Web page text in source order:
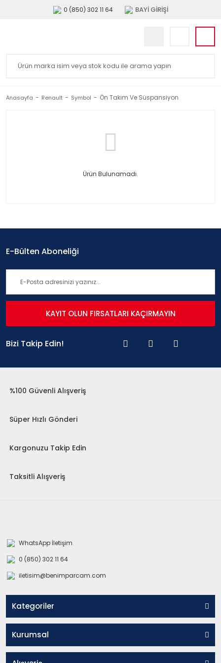
0 (850) 302 11 64 BAYİ GİRİŞİ
Anasayfa Renault Symbol Ön Takım Ve Süspansiyon
Ürün Bulunamadı.
E-Bülten Aboneliği
KAYIT OLUN FIRSATLARI KAÇIRMAYIN
Bizi Takip Edin!
%100 Güvenli Alışveriş
Süper Hızlı Gönderi
Kargonuzu Takip Edin
Taksitli Alışveriş
WhatsApp İletişim
0 (850) 302 11 64
iletisim@benimparcam.com
Kategoriler
Kurumsal